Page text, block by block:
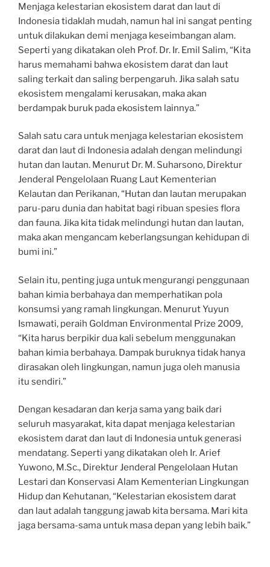
Menjaga kelestarian ekosistem darat dan laut di
Indonesia tidaklah mudah, namun hal ini sangat penting
untuk dilakukan demi menjaga keseimbangan alam.
Seperti yang dikatakan oleh Prof. Dr. Ir. Emil Salim, “Kita
harus memahami bahwa ekosistem darat dan laut
saling terkait dan saling berpengaruh. Jika salah satu
ekosistem mengalami kerusakan, maka akan
berdampak buruk pada ekosistem lainnya.”
Salah satu cara untuk menjaga kelestarian ekosistem
darat dan laut di Indonesia adalah dengan melindungi
hutan dan lautan. Menurut Dr. M. Suharsono, Direktur
Jenderal Pengelolaan Ruang Laut Kementerian
Kelautan dan Perikanan, “Hutan dan lautan merupakan
paru-paru dunia dan habitat bagi ribuan spesies flora
dan fauna. Jika kita tidak melindungi hutan dan lautan,
maka akan mengancam keberlangsungan kehidupan di
bumi ini.”
Selain itu, penting juga untuk mengurangi penggunaan
bahan kimia berbahaya dan memperhatikan pola
konsumsi yang ramah lingkungan. Menurut Yuyun
Ismawati, peraih Goldman Environmental Prize 2009,
“Kita harus berpikir dua kali sebelum menggunakan
bahan kimia berbahaya. Dampak buruknya tidak hanya
dirasakan oleh lingkungan, namun juga oleh manusia
itu sendiri.”
Dengan kesadaran dan kerja sama yang baik dari
seluruh masyarakat, kita dapat menjaga kelestarian
ekosistem darat dan laut di Indonesia untuk generasi
mendatang. Seperti yang dikatakan oleh Ir. Arief
Yuwono, M.Sc., Direktur Jenderal Pengelolaan Hutan
Lestari dan Konservasi Alam Kementerian Lingkungan
Hidup dan Kehutanan, “Kelestarian ekosistem darat
dan laut adalah tanggung jawab kita bersama. Mari kita
jaga bersama-sama untuk masa depan yang lebih baik.”